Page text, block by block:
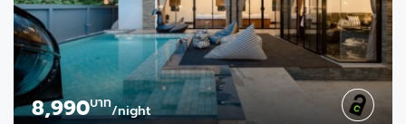
8,990บาท/night